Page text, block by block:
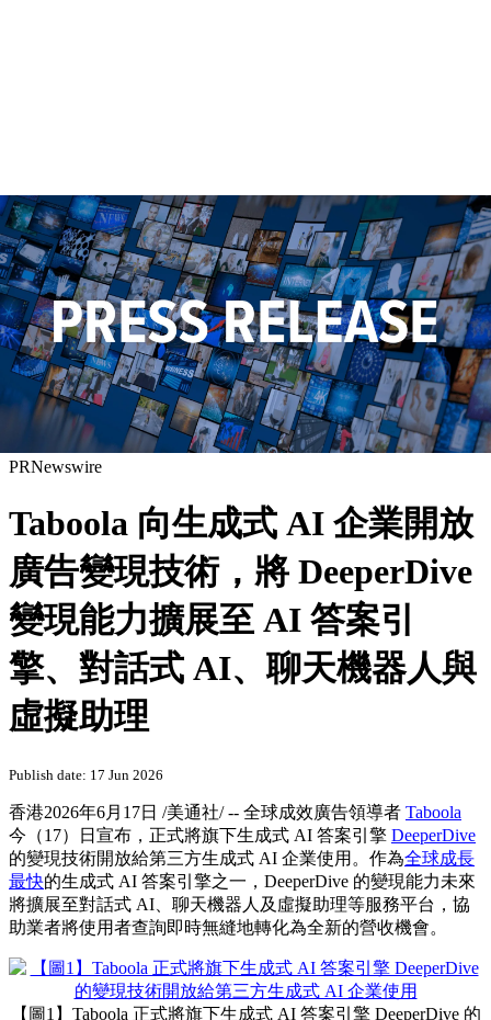
PRNewswire
Taboola 向生成式 AI 企業開放
廣告變現技術，將 DeeperDive
變現能力擴展至 AI 答案引
擎、對話式 AI、聊天機器人與
虛擬助理
Publish date: 17 Jun 2026
香港2026年6月17日 /美通社/ -- 全球成效廣告領導者 Taboola
今（17）日宣布，正式將旗下生成式 AI 答案引擎 DeeperDive
的變現技術開放給第三方生成式 AI 企業使用。作為全球成長
最快的生成式 AI 答案引擎之一，DeeperDive 的變現能力未來
將擴展至對話式 AI、聊天機器人及虛擬助理等服務平台，協
助業者將使用者查詢即時無縫地轉化為全新的營收機會。
【圖1】Taboola 正式將旗下生成式 AI 答案引擎 DeeperDive 的